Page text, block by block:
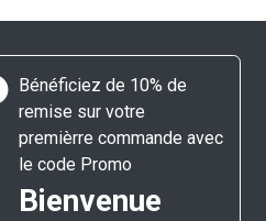
Bénéficiez de 10% de
remise sur votre
premièrre commande avec
le code Promo
Bienvenue